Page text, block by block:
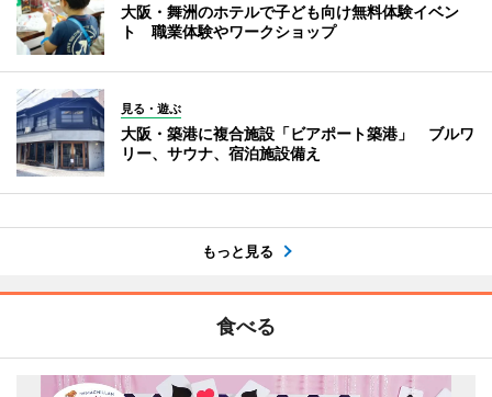
大阪・舞洲のホテルで子ども向け無料体験イベン
ト 職業体験やワークショップ
見る・遊ぶ
大阪・築港に複合施設「ビアポート築港」 ブルワ
リー、サウナ、宿泊施設備え
もっと見る
食べる